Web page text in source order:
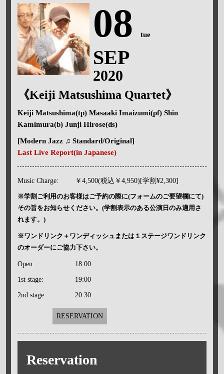
08 tue
SEP
2020
《Keiji Matsushima Quartet》
Keiji Matsushima(tp) Masaaki Imaizumi(pf) Shin
Kamimura(b) Junji Hirose(ds)
[Modern Jazz ♫ Standard/Original]
Last Live Report(in Japanese)
Music Charge: ￥4,500(税込￥4,950)[学割¥2,300]
※学割ご利用のお客様はご予約の際に(フォームのご要望欄にて)
その旨をお知らせください。(学割表示のある公演日のみ適用さ
れます。)
※ワンドリンク＋ワンディッシュまたは１ステージワンドリンク
のオーダーにご協力下さい。
Open: 18:00
1st stage: 19:00
2nd stage: 20:30
RESERVATION
Reservation